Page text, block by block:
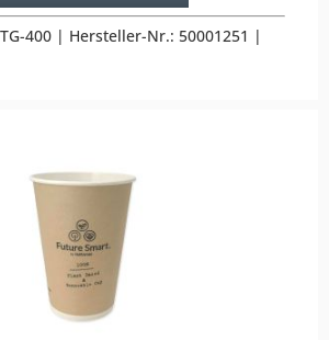
400 | Hersteller-Nr.: 50001251 |